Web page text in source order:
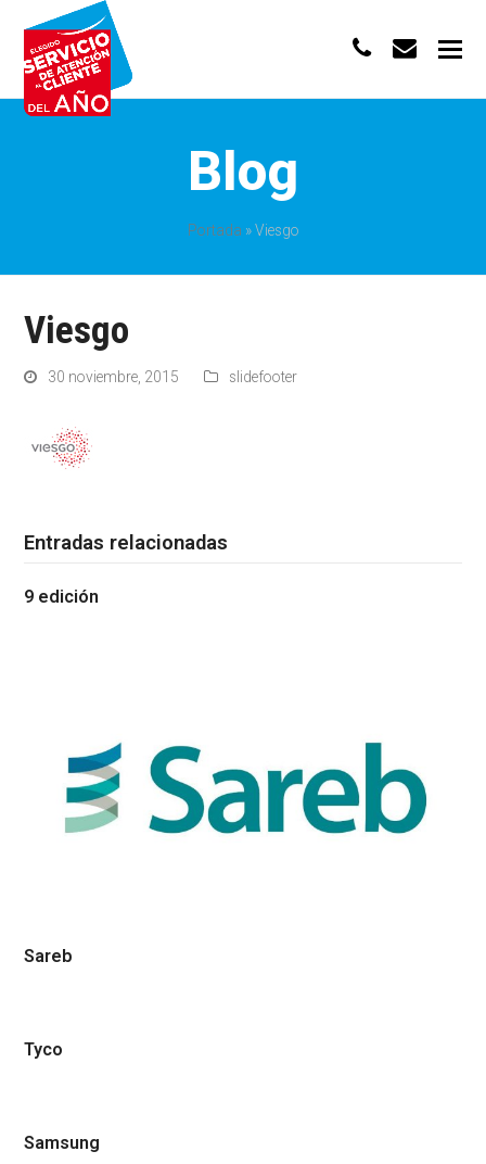
phone
Blog
Portada »Viesgo
Viesgo
30 noviembre, 2015 slidefooter
Entradas relacionadas
9 edición
Sareb
Tyco
Samsung